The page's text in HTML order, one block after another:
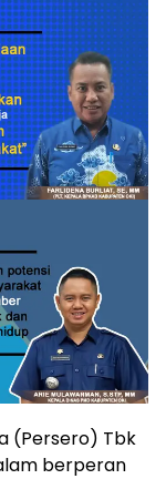
(Persero) Tbk
berperan